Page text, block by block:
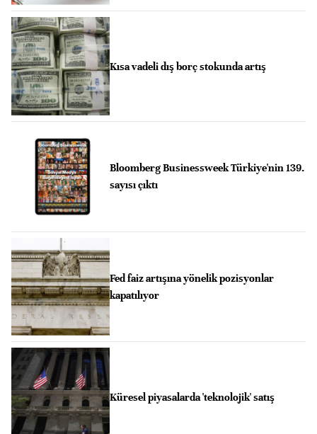
Kısa vadeli dış borç stokunda artış
Bloomberg Businessweek Türkiye'nin 139.
sayısı çıktı
Fed faiz artışına yönelik pozisyonlar
kapatılıyor
Küresel piyasalarda 'teknolojik' satış